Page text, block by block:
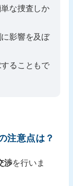
な捜査しか
影響を及ぼ
ることもで
注意点は？
渉を行いま